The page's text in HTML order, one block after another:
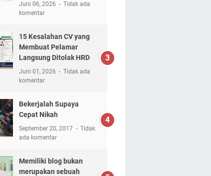
Juni 06, 2026
Tidak ada
komentar
15 Kesalahan CV yang
Membuat Pelamar
Langsung Ditolak HRD
Juni 01, 2026
Tidak ada
komentar
Bekerjalah Supaya
Cepat Nikah
September 20, 2017
Tidak
ada komentar
Memiliki blog bukan
merupakan sebuah